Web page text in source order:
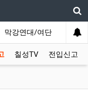
막강연대/여단 사단
칠성TV 전입신고